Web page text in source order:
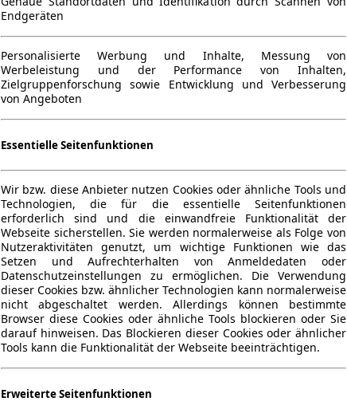
Endgeräten
Personalisierte Werbung und Inhalte, Messung von
Werbeleistung und der Performance von Inhalten,
Zielgruppenforschung sowie Entwicklung und Verbesserung
von Angeboten
Essentielle Seitenfunktionen
Wir bzw. diese Anbieter nutzen Cookies oder ähnliche Tools und
Technologien, die für die essentielle Seitenfunktionen
erforderlich sind und die einwandfreie Funktionalität der
Webseite sicherstellen. Sie werden normalerweise als Folge von
Nutzeraktivitäten genutzt, um wichtige Funktionen wie das
Setzen und Aufrechterhalten von Anmeldedaten oder
Datenschutzeinstellungen zu ermöglichen. Die Verwendung
dieser Cookies bzw. ähnlicher Technologien kann normalerweise
nicht abgeschaltet werden. Allerdings können bestimmte
Browser diese Cookies oder ähnliche Tools blockieren oder Sie
darauf hinweisen. Das Blockieren dieser Cookies oder ähnlicher
Tools kann die Funktionalität der Webseite beeinträchtigen.
Erweiterte Seitenfunktionen